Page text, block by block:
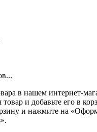
в нашем интернет-
и добавьте его в
и нажмите на